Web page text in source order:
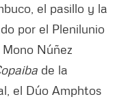
el pasillo y la
por el Plenilunio
Núñez
de la
el Dúo Amphtos